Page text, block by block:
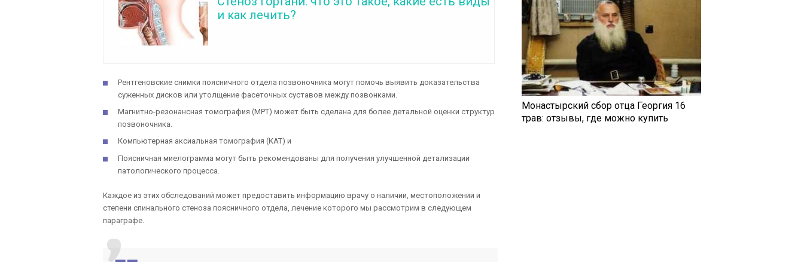
и как лечить?
Рентгеновские снимки поясничного отдела позвоночника могут помочь выявить доказательства
суженных дисков или утолщение фасеточных суставов между позвонками.
Магнитно-резонансная томография (МРТ) может быть сделана для более детальной оценки структур
позвоночника.
Компьютерная аксиальная томография (КAT) и
Поясничная миелограмма могут быть рекомендованы для получения улучшенной детализации
патологического процесса.
Каждое из этих обследований может предоставить информацию врачу о наличии, местоположении и
степени спинального стеноза поясничного отдела, лечение которого мы рассмотрим в следующем
параграфе.
Монастырский сбор отца Георгия 16
трав: отзывы, где можно купить